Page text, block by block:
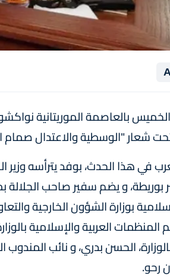
A
شعار "الوسطية والاعتدال صمام
في هذا الحدث، بوفد يترأسه وزير
بوريطة، و يضم سفير صاحب الجلالة
بوزارة الشؤون الخارجية
العربية والإسلامية
الحسن بدري، و نائب
رحو.